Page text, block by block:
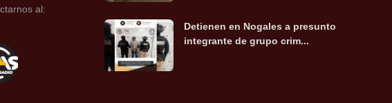
al:
Detienen en Nogales a presunto
integrante de grupo crim...